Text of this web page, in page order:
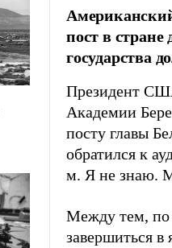
пост в стране
государства
Президент
Академии
посту главы
обратился к
м. Я не знаю.
Между тем, по
завершиться